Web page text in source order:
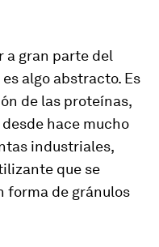
a gran parte del
algo abstracto. Es
de las proteínas,
hace mucho
industriales,
que se
forma de gránulos